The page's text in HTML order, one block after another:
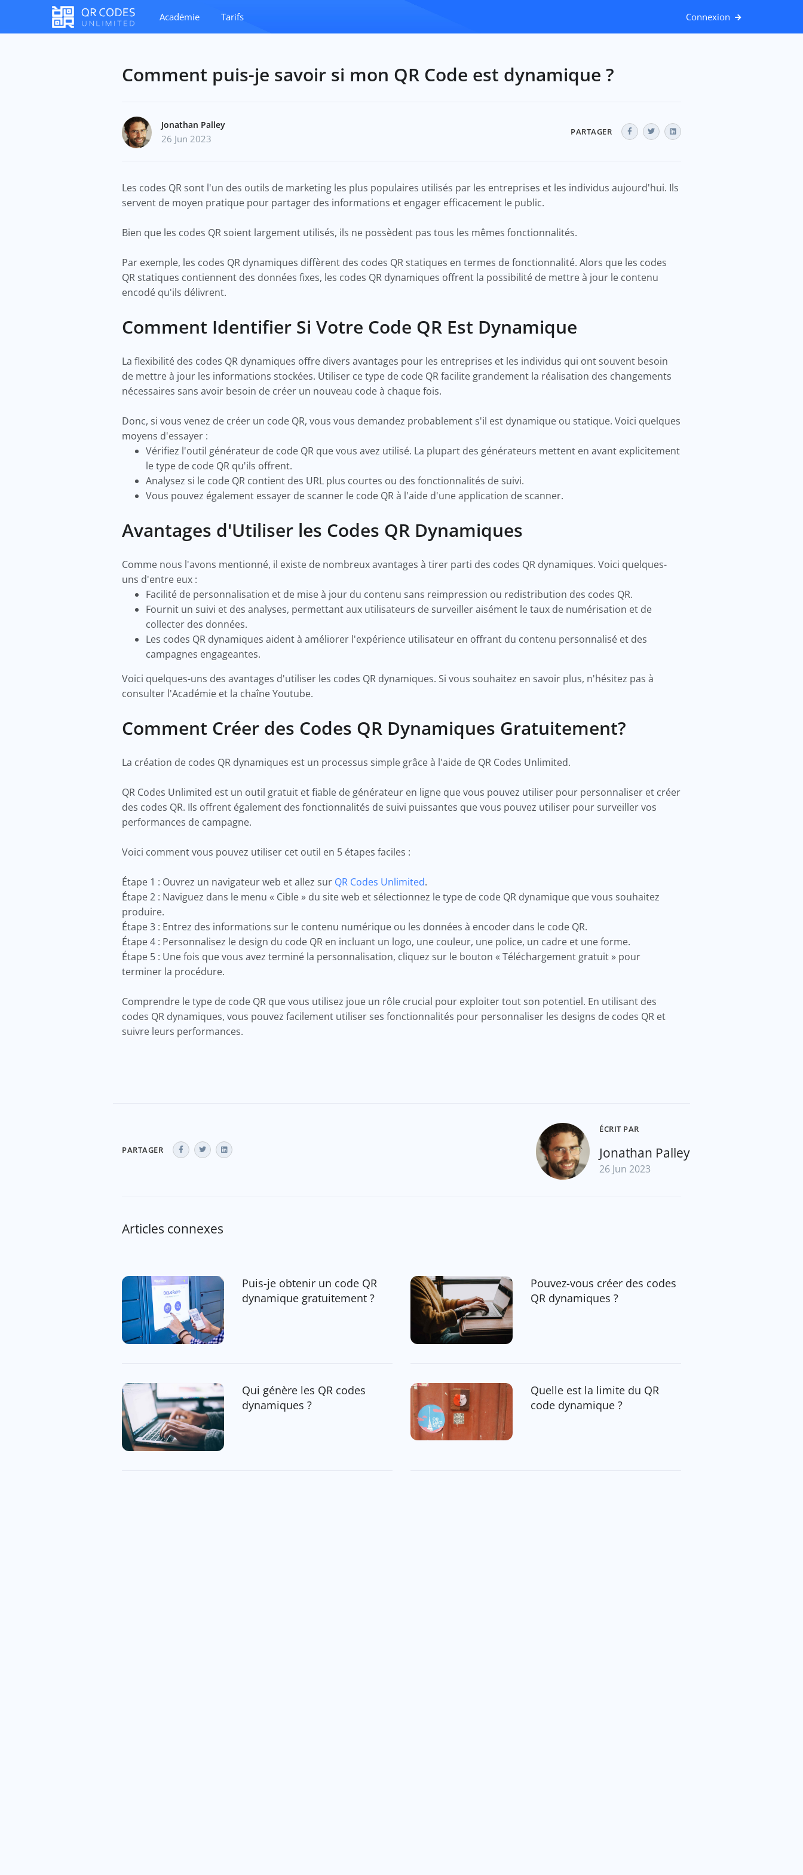
Académie Tarifs Connexion
Comment puis-je savoir si mon QR Code est dynamique ?
Jonathan Palley
26 Jun 2023
PARTAGER
Les codes QR sont l'un des outils de marketing les plus populaires utilisés par les entreprises et les individus aujourd'hui. Ils
servent de moyen pratique pour partager des informations et engager efficacement le public.
Bien que les codes QR soient largement utilisés, ils ne possèdent pas tous les mêmes fonctionnalités.
Par exemple, les codes QR dynamiques diffèrent des codes QR statiques en termes de fonctionnalité. Alors que les codes
QR statiques contiennent des données fixes, les codes QR dynamiques offrent la possibilité de mettre à jour le contenu
encodé qu'ils délivrent.
Comment Identifier Si Votre Code QR Est Dynamique
La flexibilité des codes QR dynamiques offre divers avantages pour les entreprises et les individus qui ont souvent besoin
de mettre à jour les informations stockées. Utiliser ce type de code QR facilite grandement la réalisation des changements
nécessaires sans avoir besoin de créer un nouveau code à chaque fois.
Donc, si vous venez de créer un code QR, vous vous demandez probablement s'il est dynamique ou statique. Voici quelques
moyens d'essayer :
Vérifiez l'outil générateur de code QR que vous avez utilisé. La plupart des générateurs mettent en avant explicitement
le type de code QR qu'ils offrent.
Analysez si le code QR contient des URL plus courtes ou des fonctionnalités de suivi.
Vous pouvez également essayer de scanner le code QR à l'aide d'une application de scanner.
Avantages d'Utiliser les Codes QR Dynamiques
Comme nous l'avons mentionné, il existe de nombreux avantages à tirer parti des codes QR dynamiques. Voici quelques-
uns d'entre eux :
Facilité de personnalisation et de mise à jour du contenu sans reimpression ou redistribution des codes QR.
Fournit un suivi et des analyses, permettant aux utilisateurs de surveiller aisément le taux de numérisation et de
collecter des données.
Les codes QR dynamiques aident à améliorer l'expérience utilisateur en offrant du contenu personnalisé et des
campagnes engageantes.
Voici quelques-uns des avantages d'utiliser les codes QR dynamiques. Si vous souhaitez en savoir plus, n'hésitez pas à
consulter l'Académie et la chaîne Youtube.
Comment Créer des Codes QR Dynamiques Gratuitement?
La création de codes QR dynamiques est un processus simple grâce à l'aide de QR Codes Unlimited.
QR Codes Unlimited est un outil gratuit et fiable de générateur en ligne que vous pouvez utiliser pour personnaliser et créer
des codes QR. Ils offrent également des fonctionnalités de suivi puissantes que vous pouvez utiliser pour surveiller vos
performances de campagne.
Voici comment vous pouvez utiliser cet outil en 5 étapes faciles :
Étape 1 : Ouvrez un navigateur web et allez sur QR Codes Unlimited.
Étape 2 : Naviguez dans le menu « Cible » du site web et sélectionnez le type de code QR dynamique que vous souhaitez
produire.
Étape 3 : Entrez des informations sur le contenu numérique ou les données à encoder dans le code QR.
Étape 4 : Personnalisez le design du code QR en incluant un logo, une couleur, une police, un cadre et une forme.
Étape 5 : Une fois que vous avez terminé la personnalisation, cliquez sur le bouton « Téléchargement gratuit » pour
terminer la procédure.
Comprendre le type de code QR que vous utilisez joue un rôle crucial pour exploiter tout son potentiel. En utilisant des
codes QR dynamiques, vous pouvez facilement utiliser ses fonctionnalités pour personnaliser les designs de codes QR et
suivre leurs performances.
PARTAGER
ÉCRIT PAR
Jonathan Palley
26 Jun 2023
Articles connexes
Puis-je obtenir un code QR
dynamique gratuitement ?
Pouvez-vous créer des codes
QR dynamiques ?
Qui génère les QR codes
dynamiques ?
Quelle est la limite du QR
code dynamique ?